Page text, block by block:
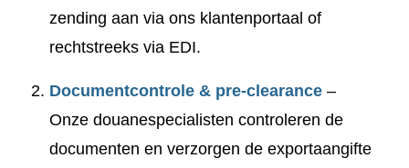
zending aan via ons klantenportaal of
rechtstreeks via EDI.
Documentcontrole & pre-clearance–
Onze douanespecialisten controleren de
documenten en verzorgen de exportaangifte